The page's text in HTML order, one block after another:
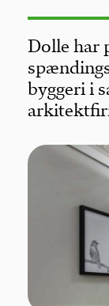
Dolle har
byggeri i